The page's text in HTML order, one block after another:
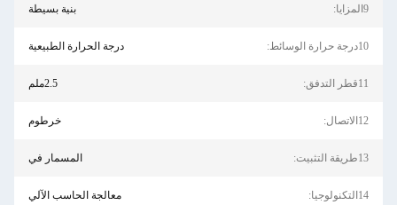
9المزايا: بنية بسيطة
10درجة حرارة الوسائط: درجة الحرارة الطبيعية
11قطر التدفق: 2.5ملم
12الاتصال: خرطوم
13طريقة التثبيت: المسمار في
14التكنولوجيا: معالجة الحاسب الآلي